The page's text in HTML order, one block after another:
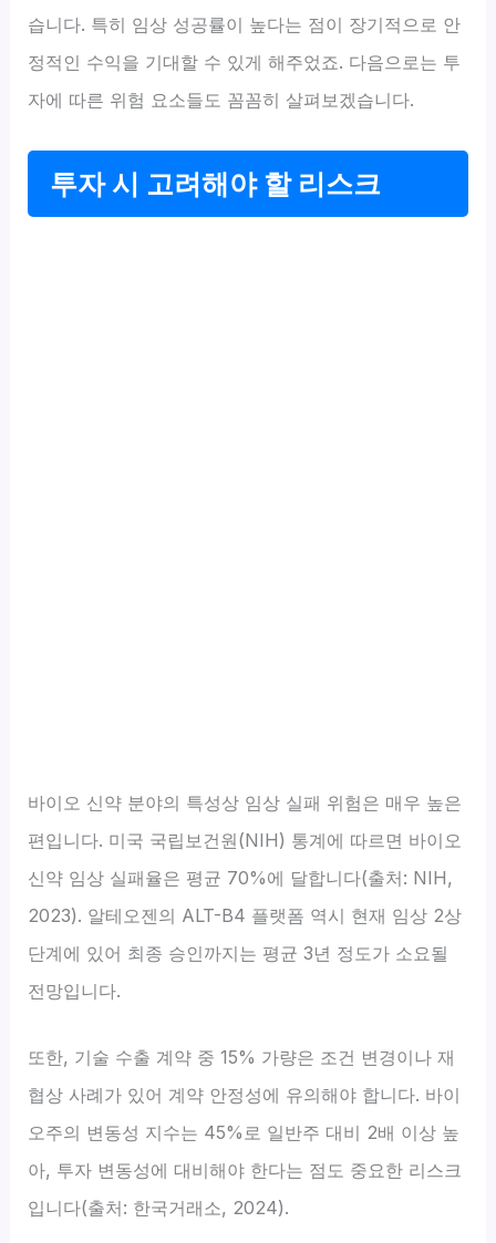
습니다. 특히 임상 성공률이 높다는 점이 장기적으로 안
정적인 수익을 기대할 수 있게 해주었죠. 다음으로는 투
자에 따른 위험 요소들도 꼼꼼히 살펴보겠습니다.
투자 시 고려해야 할 리스크
바이오 신약 분야의 특성상 임상 실패 위험은 매우 높은
편입니다. 미국 국립보건원(NIH) 통계에 따르면 바이오
신약 임상 실패율은 평균 70%에 달합니다(출처: NIH,
2023). 알테오젠의 ALT-B4 플랫폼 역시 현재 임상 2상
단계에 있어 최종 승인까지는 평균 3년 정도가 소요될
전망입니다.
또한, 기술 수출 계약 중 15% 가량은 조건 변경이나 재
협상 사례가 있어 계약 안정성에 유의해야 합니다. 바이
오주의 변동성 지수는 45%로 일반주 대비 2배 이상 높
아, 투자 변동성에 대비해야 한다는 점도 중요한 리스크
입니다(출처: 한국거래소, 2024).